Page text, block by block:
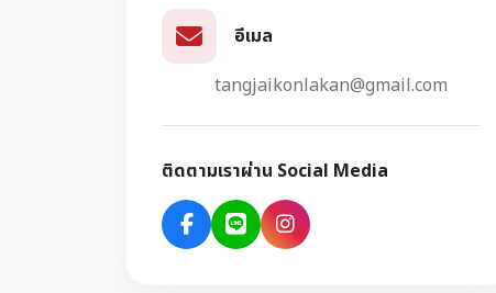
อีเมล
tangjaikonlakan@gmail.com
ติดตามเราผ่าน Social Media